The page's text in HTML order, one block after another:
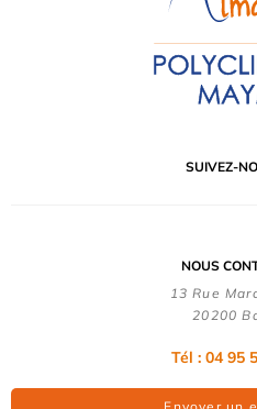
SUIVEZ-
NOUS
13 Rue
20200
Tél : 04 95